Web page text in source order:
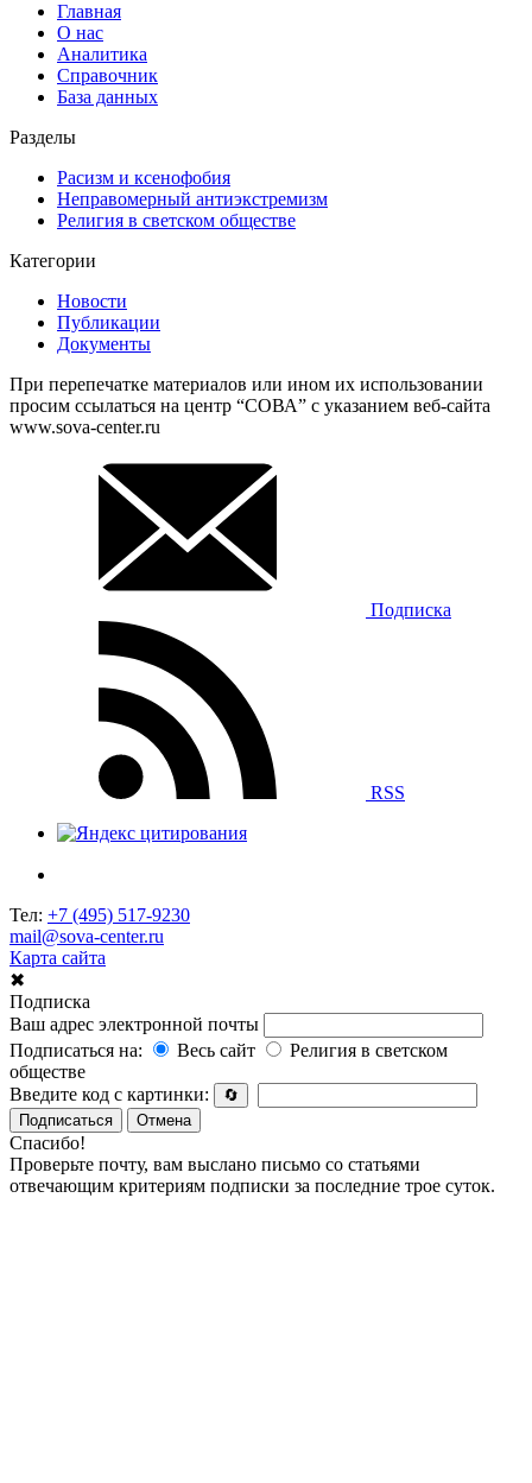
Главная
О нас
Аналитика
Справочник
База данных
Разделы
Расизм и ксенофобия
Неправомерный антиэкстремизм
Религия в светском обществе
Категории
Новости
Публикации
Документы
При перепечатке материалов или ином их использовании
просим ссылаться на центр “СОВА” с указанием веб-сайта
www.sova-center.ru
Подписка
RSS
Тел: +7 (495) 517-9230
mail@sova-center.ru
Карта сайта
✖
Подписка
Ваш адрес электронной почты
Подписаться на:
Весь сайт
Религия в светском
обществе
Введите код с картинки:
🔄
Подписаться
Отмена
Спасибо!
Проверьте почту, вам выслано письмо со статьями
отвечающим критериям подписки за последние трое суток.